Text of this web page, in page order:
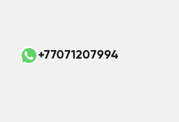
+77071207994